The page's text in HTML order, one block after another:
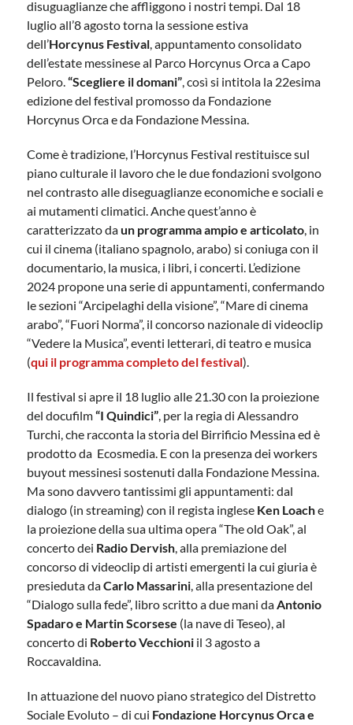
disuguaglianze che affliggono i nostri tempi. Dal 18
luglio all’8 agosto torna la sessione estiva
dell’Horcynus Festival, appuntamento consolidato
dell’estate messinese al Parco Horcynus Orca a Capo
Peloro.“Scegliere il domani”, così si intitola la 22esima
edizione del festival promosso da Fondazione
Horcynus Orca e da Fondazione Messina.
Come è tradizione, l’Horcynus Festival restituisce sul
piano culturale il lavoro che le due fondazioni svolgono
nel contrasto alle diseguaglianze economiche e sociali e
ai mutamenti climatici. Anche quest’anno è
caratterizzato daun programma ampio e articolato, in
cui il cinema (italiano spagnolo, arabo) si coniuga con il
documentario, la musica, i libri, i concerti. L’edizione
2024 propone una serie di appuntamenti, confermando
le sezioni “Arcipelaghi della visione”, “Mare di cinema
arabo”, “Fuori Norma”, il concorso nazionale di videoclip
“Vedere la Musica”, eventi letterari, di teatro e musica
(qui il programma completo del festival).
Il festival si apre il 18 luglio alle 21.30 con la proiezione
del docufilm“I Quindici”, per la regia di Alessandro
Turchi, che racconta la storia del Birrificio Messina ed è
prodotto da Ecosmedia. E con la presenza dei workers
buyout messinesi sostenuti dalla Fondazione Messina.
Ma sono davvero tantissimi gli appuntamenti: dal
dialogo (in streaming) con il regista inglese Ken Loache
la proiezione della sua ultima opera “The old Oak”, al
concerto dei Radio Dervish, alla premiazione del
concorso di videoclip di artisti emergenti la cui giuria è
presieduta daCarlo Massarini, alla presentazione del
“Dialogo sulla fede”, libro scritto a due mani daAntonio
Spadaro e Martin Scorsese (la nave di Teseo), al
concerto di Roberto Vecchioni il 3 agosto a
Roccavaldina.
In attuazione del nuovo piano strategico del Distretto
Sociale Evoluto – di cui Fondazione Horcynus Orca e